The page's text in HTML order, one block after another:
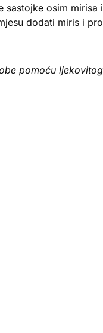
sastojke osim mirisa
dodati miris i
pomoću